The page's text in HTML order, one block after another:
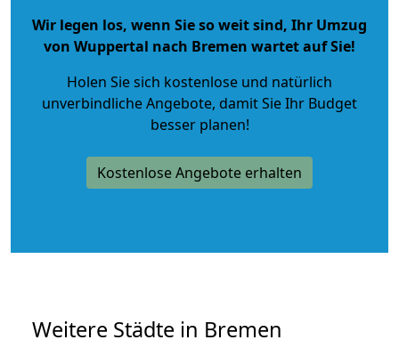
Wir legen los, wenn Sie so weit sind, Ihr Umzug
von Wuppertal nach Bremen wartet auf Sie!
Holen Sie sich kostenlose und natürlich
unverbindliche Angebote, damit Sie Ihr Budget
besser planen!
Kostenlose Angebote erhalten
Weitere Städte in Bremen